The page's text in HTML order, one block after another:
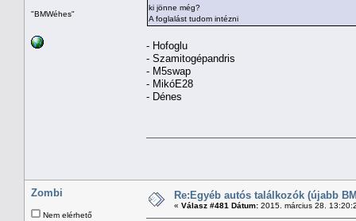
"BMWéhes"
ki jönne még?
A foglalást tudom intézni
- Hofoglu
- Szamitogépandris
- M5swap
- MikóE28
- Dénes
Zombi
Nem elérhető
Re:Egyéb autós találkozók (újabb
« Válasz #481 Dátum: 2015. március 28.